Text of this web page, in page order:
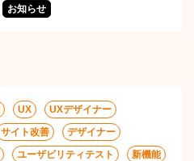
お知らせ
UX
UXデザイナー
サイト改善
デザイナー
ユーザビリティテスト 新機能